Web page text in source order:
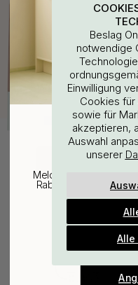
Beslag
notwendige
Einwilligung
Cookies für
sowie für
akzeptieren,
Auswahl
unserer
Alle
WOULD YOU
EU
25%
Melde dich für
Rabatt auf den
plus